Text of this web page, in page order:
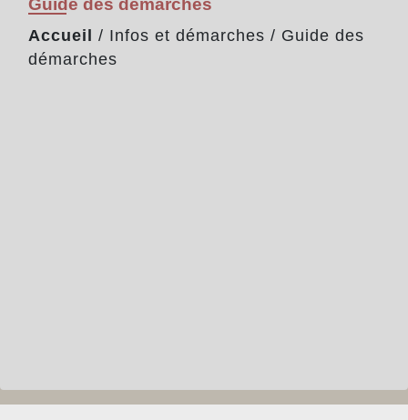
Guide des démarches
Accueil / Infos et démarches / Guide des
démarches